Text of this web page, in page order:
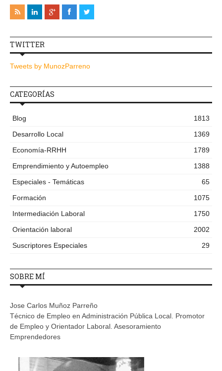
TWITTER
Tweets by MunozParreno
CATEGORÍAS
Blog
1813
Desarrollo Local
1369
Economía-RRHH
1789
Emprendimiento y Autoempleo
1388
Especiales - Temáticas
65
Formación
1075
Intermediación Laboral
1750
Orientación laboral
2002
Suscriptores Especiales
29
SOBRE MÍ
Jose Carlos Muñoz Parreño
Técnico de Empleo en Administración Pública Local. Promotor
de Empleo y Orientador Laboral. Asesoramiento
Emprendedores